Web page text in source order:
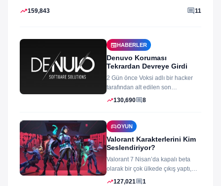
trending_up159,843 comment11
newspaperHABERLER
Denuvo Koruması
Tekrardan Devreye Girdi
2 Gün önce Voksi adlı bir hacker
tarafından alt edilen son
dönemlerin yıkılmaz korsan
trending_up130,690comment8
sports_esportsOYUN
Valorant Karakterlerini Kim
Seslendiriyor?
Valorant 7 Nisan’da kapalı beta
olarak bir çok ülkede çıkış yaptı,
oyun izleyenler ve oynayanlar...
trending_up127,021comment1